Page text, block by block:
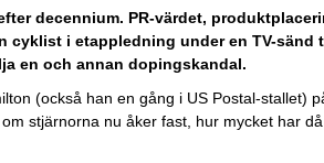
decennium. PR-värdet,
cyklist i etappledning under en TV-sänd
en och annan dopingskandal.
(också han en gång i US Postal-stallet)
stjärnorna nu åker fast, hur mycket har